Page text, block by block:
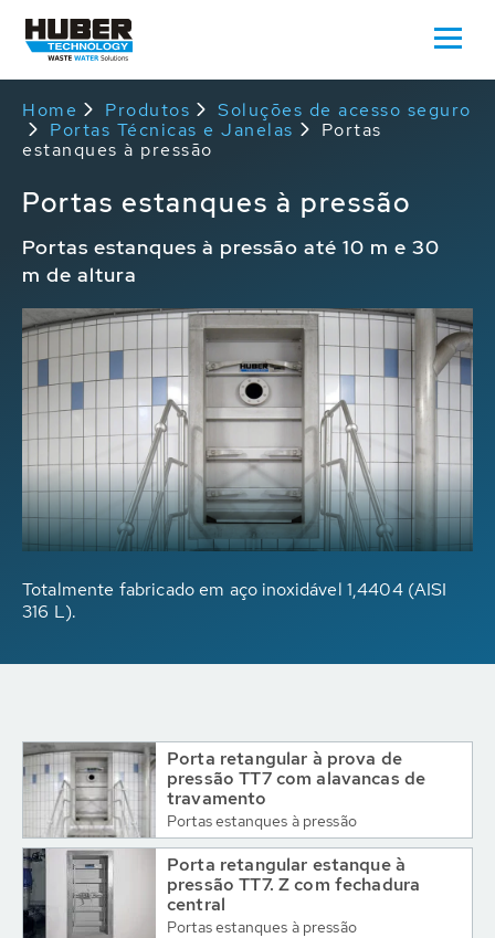
Home Produtos
Soluções de acesso seguro
Portas Técnicas e Janelas
Portas
estanques à pressão
Portas estanques à pressão
Portas estanques à pressão até 10 m e 30
m de altura
Totalmente fabricado em aço inoxidável 1,4404 (AISI
316 L).
Porta retangular à prova de
pressão TT7 com alavancas de
travamento
Portas estanques à pressão
Porta retangular estanque à
pressão TT7. Z com fechadura
central
Portas estanques à pressão